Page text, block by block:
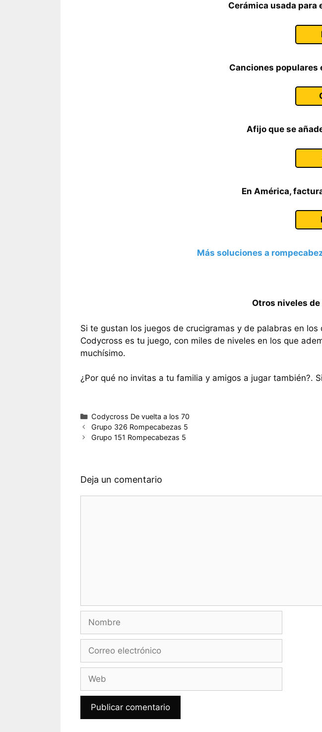
Cerámica usada para
Canciones populares
Afijo que se
En América,
Más soluciones a
Otros niveles de
Si te gustan los juegos de crucigramas y de palabras en
Codycross es tu juego, con miles de niveles en los que
muchísimo.
¿Por qué no invitas a tu familia y amigos a jugar también?.
Categorías
Codycross De vuelta a los 70
Grupo 326 Rompecabezas 5
Grupo 151 Rompecabezas 5
Deja un comentario
Nombre
Correo
Web